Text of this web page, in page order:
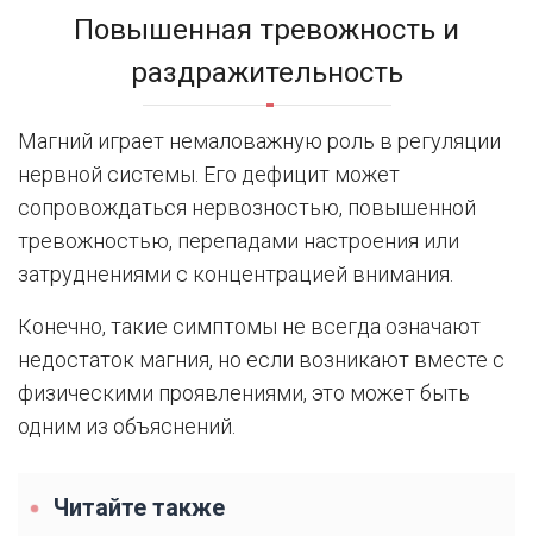
Повышенная тревожность и
раздражительность
Магний играет немаловажную роль в регуляции
нервной системы. Его дефицит может
сопровождаться нервозностью, повышенной
тревожностью, перепадами настроения или
затруднениями с концентрацией внимания.
Конечно, такие симптомы не всегда означают
недостаток магния, но если возникают вместе с
физическими проявлениями, это может быть
одним из объяснений.
Читайте также